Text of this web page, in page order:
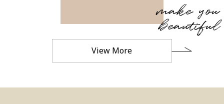
make you
beautiful
View More